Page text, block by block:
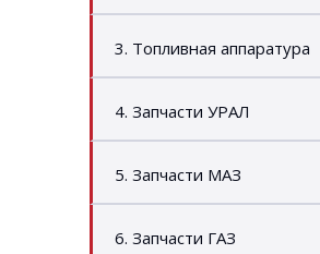
3. Топливная аппаратура
4. Запчасти УРАЛ
5. Запчасти МАЗ
6. Запчасти ГАЗ